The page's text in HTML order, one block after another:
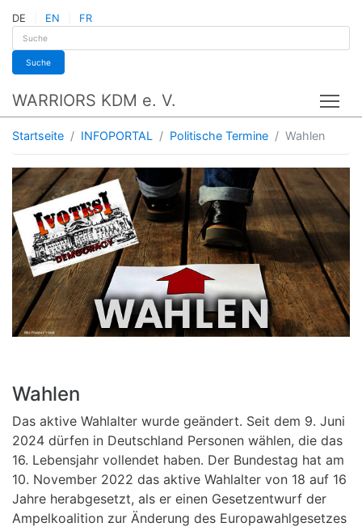
DE EN FR
Suche
WARRIORS KDM e. V.
Startseite INFOPORTAL Politische Termine Wahlen
Wahlen
Das aktive Wahlalter wurde geändert. Seit dem 9. Juni
2024 dürfen in Deutschland Personen wählen, die das
16. Lebensjahr vollendet haben. Der Bundestag hat am
10. November 2022 das aktive Wahlalter von 18 auf 16
Jahre herabgesetzt, als er einen Gesetzentwurf der
Ampelkoalition zur Änderung des Europawahlgesetzes